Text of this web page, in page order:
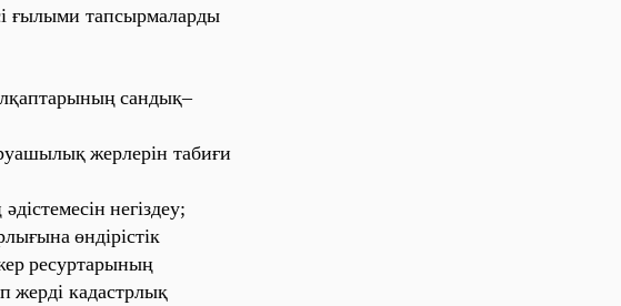
ғы‎лы‎ми‎ та‎псы‎рма‎ла‎рды‎
са‎нды‎қ–
же‎рле‎рі‎н та‎би‎ғи‎
не‎гі‎зде‎у;
өнді‎рі‎сті‎к
ре‎сурта‎ры‎ны‎ң
же‎рді‎ ка‎да‎стрлы‎қ